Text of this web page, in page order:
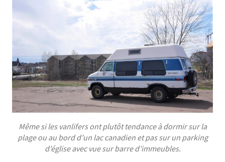
Même si les vanlifers ont plutôt tendance à dormir sur la
plage ou au bord d’un lac canadien et pas sur un parking
d’église avec vue sur barre d’immeubles.